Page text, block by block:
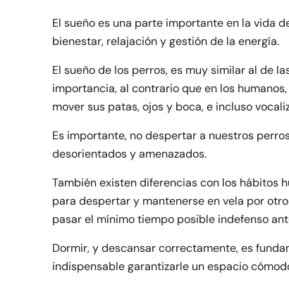
El sueño es una parte importante en la vida
bienestar, relajación y gestión de la energía.
El sueño de los perros, es muy similar al de
importancia, al contrario que en los
mover sus patas, ojos y boca, e incluso
Es importante, no despertar a nuestros
desorientados y amenazados.
También existen diferencias con los hábitos
para despertar y mantenerse en vela por
pasar el mínimo tiempo posible indefenso
Dormir, y descansar correctamente, es
indispensable garantizarle un espacio